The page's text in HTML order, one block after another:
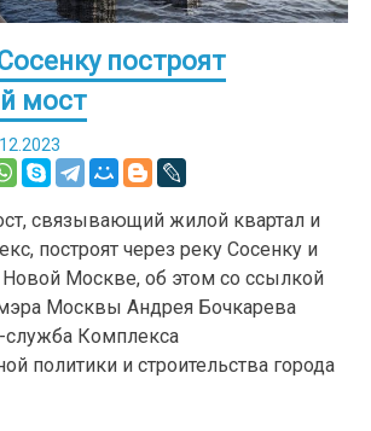
построят
мост
связывающий жилой квартал и
построят через реку Сосенку и
Москве, об этом со ссылкой
Москвы Андрея Бочкарева
служба Комплекса
политики и строительства города